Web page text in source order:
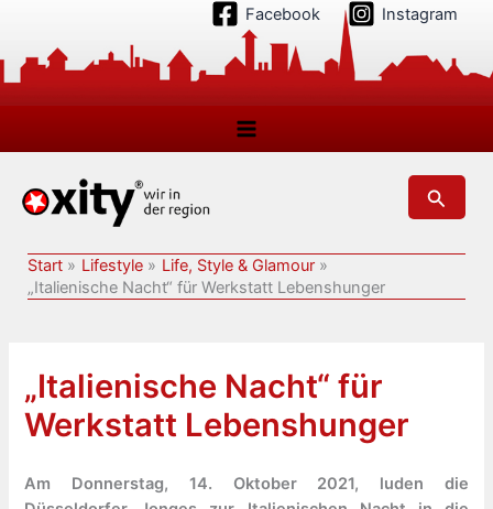
springen
Facebook Instagram
Suchen
Start Lifestyle
Life, Style & Glamour
„Italienische Nacht“ für Werkstatt Lebenshunger
„Italienische Nacht“ für
Werkstatt Lebenshunger
Am Donnerstag, 14. Oktober 2021, luden die